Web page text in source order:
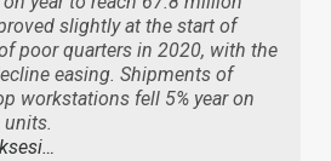
slightly at the start of
poor quarters in 2020, with the
easing. Shipments of
workstations fell 5% year on